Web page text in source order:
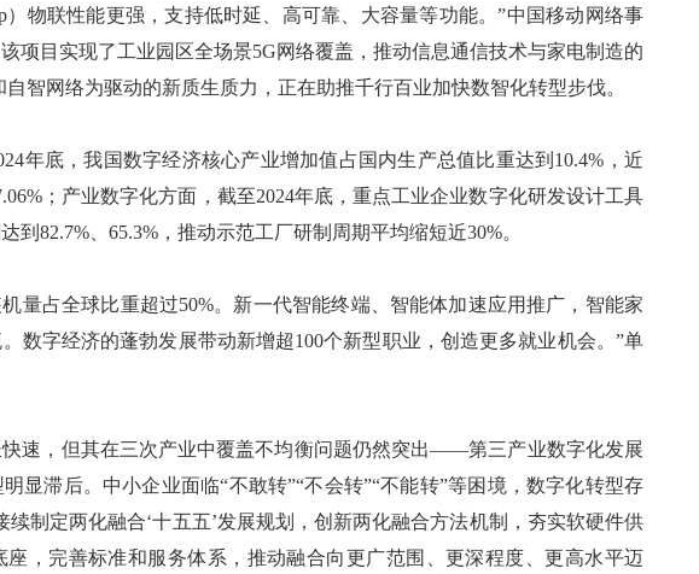
物联性能更强，支持低时延、高可靠、大容量等功能。”中国移动网络事
项目实现了工业园区全场景5G网络覆盖，推动信息通信技术与家电制造的
智网络为驱动的新质生质力，正在助推千行百业加快数智化转型步伐。
底，我国数字经济核心产业增加值占国内生产总值比重达到10.4%，近
；产业数字化方面，截至2024年底，重点工业企业数字化研发设计工具
到82.7%、65.3%，推动示范工厂研制周期平均缩短近30%。
占全球比重超过50%。新一代智能终端、智能体加速应用推广，智能家
数字经济的蓬勃发展带动新增超100个新型职业，创造更多就业机会。”单
，但其在三次产业中覆盖不均衡问题仍然突出——第三产业数字化发展
显滞后。中小企业面临“不敢转”“不会转”“不能转”等困境，数字化转型存
制定两化融合‘十五五’发展规划，创新两化融合方法机制，夯实软硬件供
，完善标准和服务体系，推动融合向更广范围、更深程度、更高水平迈